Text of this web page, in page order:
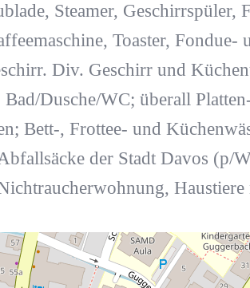
Steamer, Geschirrspüler,
Toaster, Fondue-
Div. Geschirr und
Dusche/WC; überall
Bett-, Frottee- und
der Stadt Davos (p/
Haustiere